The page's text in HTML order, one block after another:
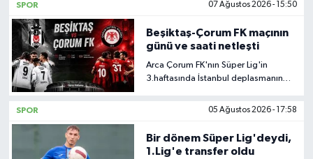
SPOR 07 Ağustos 2026 - 15:50
Beşiktaş-Çorum FK maçının
günü ve saati netleşti
Arca Çorum FK'nın Süper Lig'in
3.haftasında İstanbul deplasmanında
ve saati belli oldu.
SPOR 05 Ağustos 2026 - 17:58
Bir dönem Süper Lig'deydi,
1.Lig'e transfer oldu